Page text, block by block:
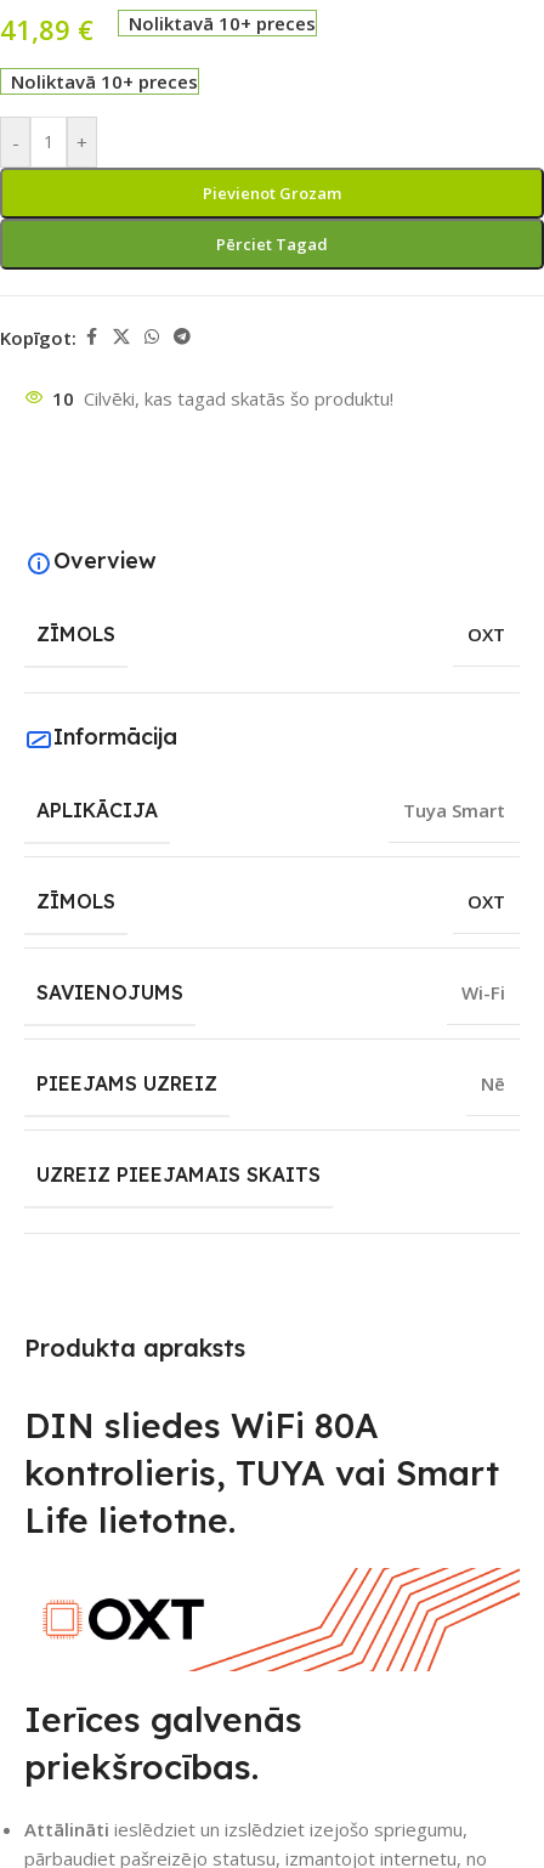
41,89 € Noliktavā 10+ preces
Noliktavā 10+ preces
- +
Pievienot Grozam
Pērciet Tagad
Kopīgot:
10 Cilvēki, kas tagad skatās šo produktu!
Produkta apraksts
DIN sliedes WiFi 80A
kontrolieris, TUYA vai Smart
Life lietotne.
Ierīces galvenās
priekšrocības.
Attālināti ieslēdziet un izslēdziet izejošo spriegumu,
pārbaudiet pašreizējo statusu, izmantojot internetu, no
Overview
ZĪMOLS OXT
Informācija
APLIKĀCIJA Tuya Smart
ZĪMOLS OXT
SAVIENOJUMS Wi-Fi
PIEEJAMS UZREIZ Nē
UZREIZ PIEEJAMAIS SKAITS